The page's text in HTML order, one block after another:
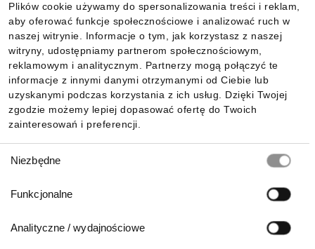
Plików cookie używamy do spersonalizowania treści i reklam,
aby oferować funkcje społecznościowe i analizować ruch w
naszej witrynie. Informacje o tym, jak korzystasz z naszej
witryny, udostępniamy partnerom społecznościowym,
reklamowym i analitycznym. Partnerzy mogą połączyć te
informacje z innymi danymi otrzymanymi od Ciebie lub
uzyskanymi podczas korzystania z ich usług. Dzięki Twojej
zgodzie możemy lepiej dopasować ofertę do Twoich
zainteresowań i preferencji.
zgody
Niezbędne
Funkcjonalne
Analityczne / wydajnościowe
Informacje
Pobierz naszą aplikację mobilną: